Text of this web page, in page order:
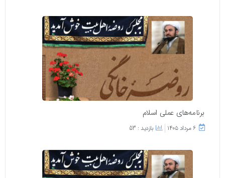
برنامه‌های عملی اسلام
۶ مرداد ۱۴۰۵ بازدید : 53